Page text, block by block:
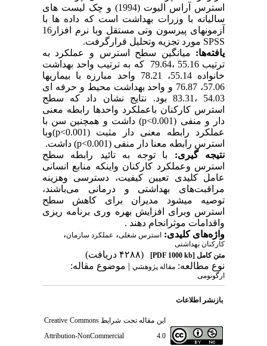
استرس آراس الیوت (1994) و چک لیست های
سالیانه با وزرات بهداشت است که داده ها با
آزمونهای پیرسون وتی مستقل وبا نرم افزار16
SPSS مورد تجزیه وتحلیل قرارگرفت.
یافته‌ها: میانگین سطح استرس و عملکرد به
ترتیب 55.16 ،79.64 که به ترتیب واحد بهداشت
خانواده 55.14، 78.21 واحد مبارزه با بیماریها
57.06، 76.87 و واحد بهداشت محیط و حرفه ای
54.03 ،83.31 بود. نتایج نشان داد که سطح
استرس کارکنان باعملکرد واحدها رابطه معنی
دار و منفی (0.001
p<) داشت و همچنین سن با
عملکرد رابطه معنی دار مثبت (0.001
p<)وبا
استرس رابطه معنا دار منفی (0.001
p<) داشت.
نتیجه گیری: با توجه به تائید رابطه سطح
استرس وعملکرد کارکنان واینکه منابع انسانی
عامل کلیدی تعیین کیفیت، دسترسی وهزینه
مراقبت‌های بهداشتی و درمانی می‌باشند،
توصیه میشود مدیران برای کاهش سطح
استرس وبرای افزایش بهره وری برنامه ریزی
واقدامات موثرانجام دهند .
واژه‌های کلیدی:
استرس شغلی، عملکرد سازمان،
کارکنان بهداشتی
متن کامل[PDF 1000 kb]
(۴۲۸۸ دریافت)
نوع مطالعه: مقاله پژوهشي| موضوع مقاله:
ارگونومی
بازنشر اطلاعات
این مقاله تحت شرایطCreative Commons
Attribution-NonCommercial 4.0